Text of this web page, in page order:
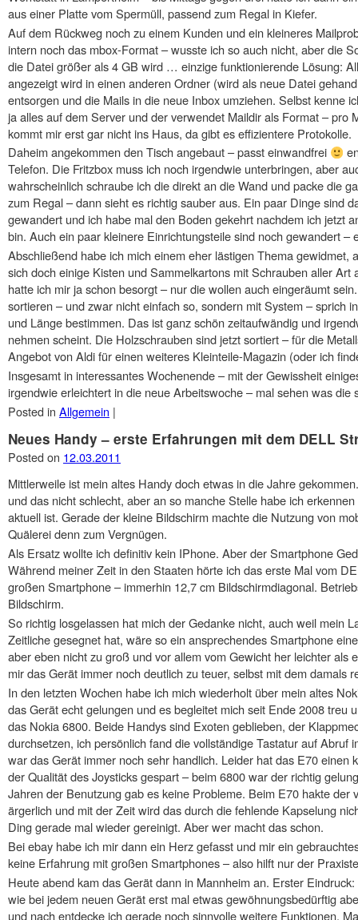
aus einer Platte vom Spermüll, passend zum Regal in Kiefer.
Auf dem Rückweg noch zu einem Kunden und ein kleineres
intern noch das mbox-Format – wusste ich so auch nicht, aber die
die Datei größer als 4 GB wird … einzige funktionierende Lösung:
angezeigt wird in einen anderen Ordner (wird als neue Datei
entsorgen und die Mails in die neue Inbox umziehen. Selbst kenne
ja alles auf dem Server und der verwendet Maildir als Format – pro
kommt mir erst gar nicht ins Haus, da gibt es effizientere Protokolle.
Daheim angekommen den Tisch angebaut – passt einwandfrei
Telefon. Die Fritzbox muss ich noch irgendwie unterbringen, aber
wahrscheinlich schraube ich die direkt an die Wand und packe die
zum Regal – dann sieht es richtig sauber aus. Ein paar Dinge sind
gewandert und ich habe mal den Boden gekehrt nachdem ich jetzt
bin. Auch ein paar kleinere Einrichtungsteile sind noch gewandert –
Abschließend habe ich mich einem eher lästigen Thema gewidmet,
sich doch einige Kisten und Sammelkartons mit Schrauben aller
hatte ich mir ja schon besorgt – nur die wollen auch eingeräumt
sortieren – und zwar nicht einfach so, sondern mit System – sprich
und Länge bestimmen. Das ist ganz schön zeitaufwändig und
nehmen scheint. Die Holzschrauben sind jetzt sortiert – für die
Angebot von Aldi für einen weiteres Kleinteile-Magazin (oder ich
Insgesamt in interessantes Wochenende – mit der Gewissheit
irgendwie erleichtert in die neue Arbeitswoche – mal sehen was die
Posted in Allgemein |
Neues Handy – erste Erfahrungen mit dem DELL
Posted on 12.03.2011
Mittlerweile ist mein altes Handy doch etwas in die Jahre
und das nicht schlecht, aber an so manche Stelle habe ich
aktuell ist. Gerade der kleine Bildschirm machte die Nutzung von
Quälerei denn zum Vergnügen.
Als Ersatz wollte ich definitiv kein IPhone. Aber der Smartphone
Während meiner Zeit in den Staaten hörte ich das erste Mal vom
großen Smartphone – immerhin 12,7 cm Bildschirmdiagonal.
Bildschirm.
So richtig losgelassen hat mich der Gedanke nicht, auch weil mein
Zeitliche gesegnet hat, wäre so ein ansprechendes Smartphone
aber eben nicht zu groß und vor allem vom Gewicht her leichter als
mir das Gerät immer noch deutlich zu teuer, selbst mit dem damals
In den letzten Wochen habe ich mich wiederholt über mein altes
das Gerät echt gelungen und es begleitet mich seit Ende 2008 treu
das Nokia 6800. Beide Handys sind Exoten geblieben, der
durchsetzen, ich persönlich fand die vollständige Tastatur auf Abruf
war das Gerät immer noch sehr handlich. Leider hat das E70 einen
der Qualität des Joysticks gespart – beim 6800 war der richtig
Jahren der Benutzung gab es keine Probleme. Beim E70 hakte der
ärgerlich und mit der Zeit wird das durch die fehlende Kapselung
Ding gerade mal wieder gereinigt. Aber wer macht das schon.
Bei ebay habe ich mir dann ein Herz gefasst und mir ein
keine Erfahrung mit großen Smartphones – also hilft nur der
Heute abend kam das Gerät dann in Mannheim an. Erster
wie bei jedem neuen Gerät erst mal etwas gewöhnungsbedürftig
und nach entdecke ich gerade noch sinnvolle weitere Funktionen.